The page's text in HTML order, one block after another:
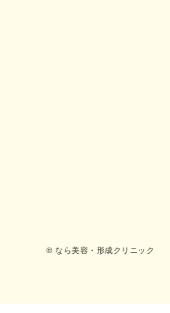
© なら美容・形成クリニック